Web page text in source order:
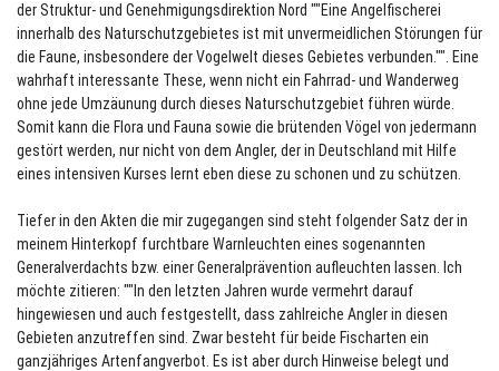
der Struktur- und Genehmigungsdirektion Nord ""Eine Angelfischerei
innerhalb des Naturschutzgebietes ist mit unvermeidlichen Störungen für
die Faune, insbesondere der Vogelwelt dieses Gebietes verbunden."". Eine
wahrhaft interessante These, wenn nicht ein Fahrrad- und Wanderweg
ohne jede Umzäunung durch dieses Naturschutzgebiet führen würde.
Somit kann die Flora und Fauna sowie die brütenden Vögel von jedermann
gestört werden, nur nicht von dem Angler, der in Deutschland mit Hilfe
eines intensiven Kurses lernt eben diese zu schonen und zu schützen.
Tiefer in den Akten die mir zugegangen sind steht folgender Satz der in
meinem Hinterkopf furchtbare Warnleuchten eines sogenannten
Generalverdachts bzw. einer Generalprävention aufleuchten lassen. Ich
möchte zitieren: ""In den letzten Jahren wurde vermehrt darauf
hingewiesen und auch festgestellt, dass zahlreiche Angler in diesen
Gebieten anzutreffen sind. Zwar besteht für beide Fischarten ein
ganzjähriges Artenfangverbot. Es ist aber durch Hinweise belegt und